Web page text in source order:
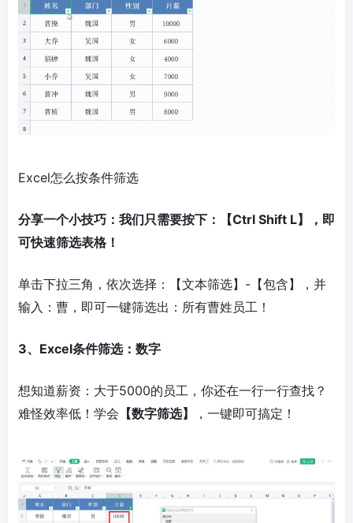
Excel怎么按条件筛选
分享一个小技巧：我们只需要按下：【Ctrl Shift L】，即
可快速筛选表格！
单击下拉三角，依次选择：【文本筛选】-【包含】，并
输入：曹，即可一键筛选出：所有曹姓员工！
3、Excel条件筛选：数字
想知道薪资：大于5000的员工，你还在一行一行查找？
难怪效率低！学会 【数字筛选】 ，一键即可搞定！